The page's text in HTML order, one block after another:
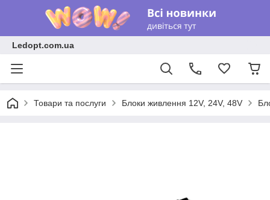
Ledopt.com.ua
Товари та послуги Блоки живлення 12V, 24V, 48V